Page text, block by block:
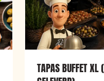
TAPAS BUFFET XL